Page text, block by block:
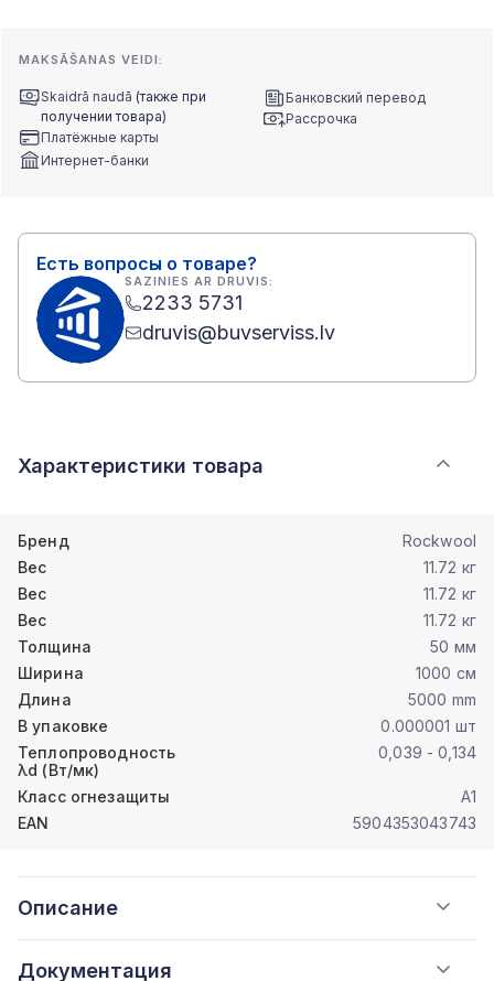
MAKSĀŠANAS VEIDI:
Skaidrā naudā (также при
получении товара)
Платёжные карты
Интернет-банки
Банковский перевод
Рассрочка
Есть вопросы о товаре?
SAZINIES AR DRUVIS:
2233 5731
druvis@buvserviss.lv
Характеристики товара
Бренд
Rockwool
Вес
11.72 кг
Вес
11.72 кг
Вес
11.72 кг
Толщина
50 мм
Ширина
1000 см
Длина
5000 mm
В упаковке
0.000001 шт
Теплопроводность
λd (Вт/мк)
0,039 - 0,134
Класс огнезащиты
A1
EAN
5904353043743
Описание
Документация